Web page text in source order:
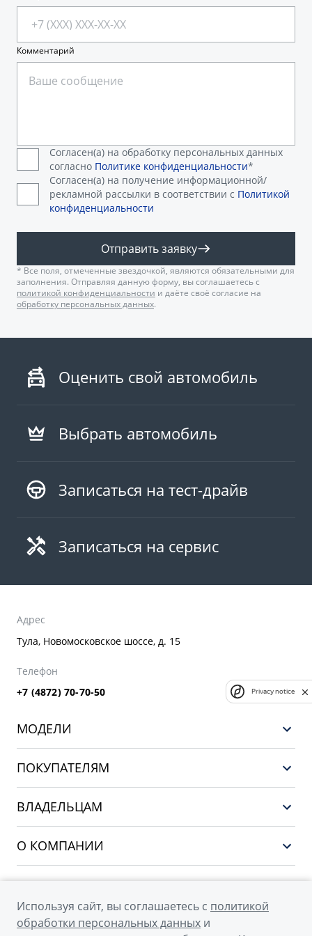
Комментарий
Согласен(а) на обработку персональных данных
согласно Политике конфиденциальности*
Согласен(а) на получение информационной/
рекламной рассылки в соответствии с Политикой
конфиденциальности
Отправить заявку
* Все поля, отмеченные звездочкой, являются обязательными для
заполнения. Отправляя данную форму, вы соглашаетесь с
политикой конфиденциальности и даёте своё согласие на
обработку персональных данных.
Оценить свой автомобиль
Выбрать автомобиль
Записаться на тест-драйв
Записаться на сервис
Адрес
Тула, Новомосковское шоссе, д. 15
Телефон
+7 (4872) 70-70-50
МОДЕЛИ
EX5
PREFACE
CITYRAY
ATLAS
OKAVANGO
MONJARO
ПОКУПАТЕЛЯМ
ВЛАДЕЛЬЦАМ
О КОМПАНИИ
Новости
Мы в соцсетях
Используя сайт, вы соглашаетесь с политикой
обработки персональных данных и
Privacy notice